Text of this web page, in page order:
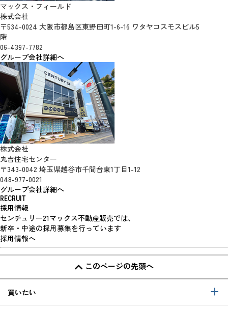
マックス・フィールド
株式会社
〒534-0024 大阪市都島区東野田町1-6-16 ワタヤコスモスビル5
階
06-4397-7782
グループ会社詳細へ
株式会社
丸吉住宅センター
〒343-0042 埼玉県越谷市千間台東1丁目1-12
048-977-0021
グループ会社詳細へ
RECRUIT
採用情報
センチュリー21マックス不動産販売では、
新卒・中途の採用募集を行っています
採用情報へ
このページの先頭へ
買いたい